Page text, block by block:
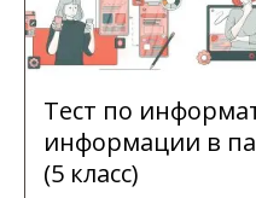
Тест по
информации в
(5 класс)